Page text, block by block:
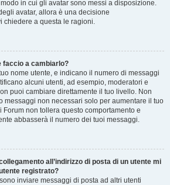
in cui gli avatar sono messi a disposizione.
avatar, allora è una decisione
chiedere a questa le ragioni.
faccio a cambiarlo?
nome utente, e indicano il numero di messaggi
alcuni utenti, ad esempio, moderatori e
puoi cambiare direttamente il tuo livello. Non
messaggi non necessari solo per aumentare il tuo
Forum non tollera questo comportamento e
abbasserà il numero dei tuoi messaggi.
all’indirizzo di posta di un utente mi
registrato?
inviare messaggi di posta ad altri utenti